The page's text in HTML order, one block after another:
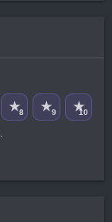
★8 ★9 ★10